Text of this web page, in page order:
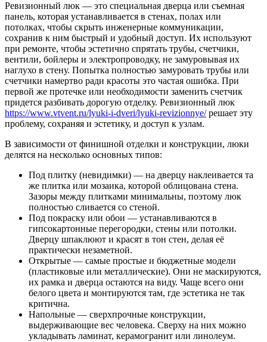
Ревизионный люк — это специальная дверца или съемная
панель, которая устанавливается в стенах, полах или
потолках, чтобы скрыть инженерные коммуникации,
сохранив к ним быстрый и удобный доступ. Их используют
при ремонте, чтобы эстетично спрятать трубы, счетчики,
вентили, бойлеры и электропроводку, не замуровывая их
наглухо в стену. Попытка полностью замуровать трубы или
счетчики намертво ради красоты это частая ошибка. При
первой же протечке или необходимости заменить счетчик
придется разбивать дорогую отделку. Ревизионный люк
https://www.vtvent.ru/lyuki-i-dveri/lyuki-revizionnye/решает эту
проблему, сохраняя и эстетику, и доступ к узлам.
В зависимости от финишной отделки и конструкции, люки
делятся на несколько основных типов:
Под плитку (невидимки) — на дверцу наклеивается та
же плитка или мозаика, которой облицована стена.
Зазоры между плитками минимальны, поэтому люк
полностью сливается со стеной.
Под покраску или обои — устанавливаются в
гипсокартонные перегородки, стены или потолки.
Дверцу шпаклюют и красят в тон стен, делая её
практически незаметной.
Открытые — самые простые и бюджетные модели
(пластиковые или металлические). Они не маскируются,
их рамка и дверца остаются на виду. Чаще всего они
белого цвета и монтируются там, где эстетика не так
критична.
Напольные — сверхпрочные конструкции,
выдерживающие вес человека. Сверху на них можно
укладывать ламинат, керамогранит или линолеум.